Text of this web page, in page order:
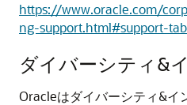
https://www.oracle.com/
ng-support.html#support-tab
ダイバーシティ&
Oracleはダイバーシティ&イ